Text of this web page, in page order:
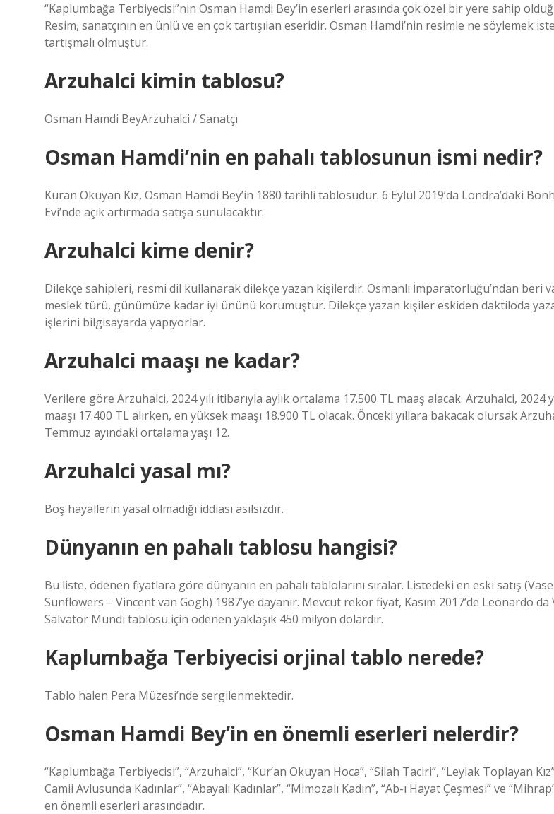
“Kaplumbağa Terbiyecisi”nin Osman Hamdi Bey’in eserleri arasında çok özel bir yere sahip
Resim, sanatçının en ünlü ve en çok tartışılan eseridir. Osman Hamdi’nin resimle ne söylemek
tartışmalı olmuştur.
Arzuhalci kimin tablosu?
Osman Hamdi BeyArzuhalci / Sanatçı
Osman Hamdi’nin en pahalı tablosunun ismi nedir?
Kuran Okuyan Kız, Osman Hamdi Bey’in 1880 tarihli tablosudur. 6 Eylül 2019’da Londra’daki
Evi’nde açık artırmada satışa sunulacaktır.
Arzuhalci kime denir?
Dilekçe sahipleri, resmi dil kullanarak dilekçe yazan kişilerdir. Osmanlı İmparatorluğu’ndan beri
meslek türü, günümüze kadar iyi ününü korumuştur. Dilekçe yazan kişiler eskiden daktiloda
işlerini bilgisayarda yapıyorlar.
Arzuhalci maaşı ne kadar?
Verilere göre Arzuhalci, 2024 yılı itibarıyla aylık ortalama 17.500 TL maaş alacak. Arzuhalci, 2024
maaşı 17.400 TL alırken, en yüksek maaşı 18.900 TL olacak. Önceki yıllara bakacak olursak
Temmuz ayındaki ortalama yaşı 12.
Arzuhalci yasal mı?
Boş hayallerin yasal olmadığı iddiası asılsızdır.
Dünyanın en pahalı tablosu hangisi?
Bu liste, ödenen fiyatlara göre dünyanın en pahalı tablolarını sıralar. Listedeki en eski satış
Sunflowers – Vincent van Gogh) 1987’ye dayanır. Mevcut rekor fiyat, Kasım 2017’de Leonardo da
Salvator Mundi tablosu için ödenen yaklaşık 450 milyon dolardır.
Kaplumbağa Terbiyecisi orjinal tablo nerede?
Tablo halen Pera Müzesi’nde sergilenmektedir.
Osman Hamdi Bey’in en önemli eserleri nelerdir?
“Kaplumbağa Terbiyecisi”, “Arzuhalci”, “Kur’an Okuyan Hoca”, “Silah Taciri”, “Leylak Toplayan
Camii Avlusunda Kadınlar”, “Abayalı Kadınlar”, “Mimozalı Kadın”, “Ab-ı Hayat Çeşmesi” ve
en önemli eserleri arasındadır.